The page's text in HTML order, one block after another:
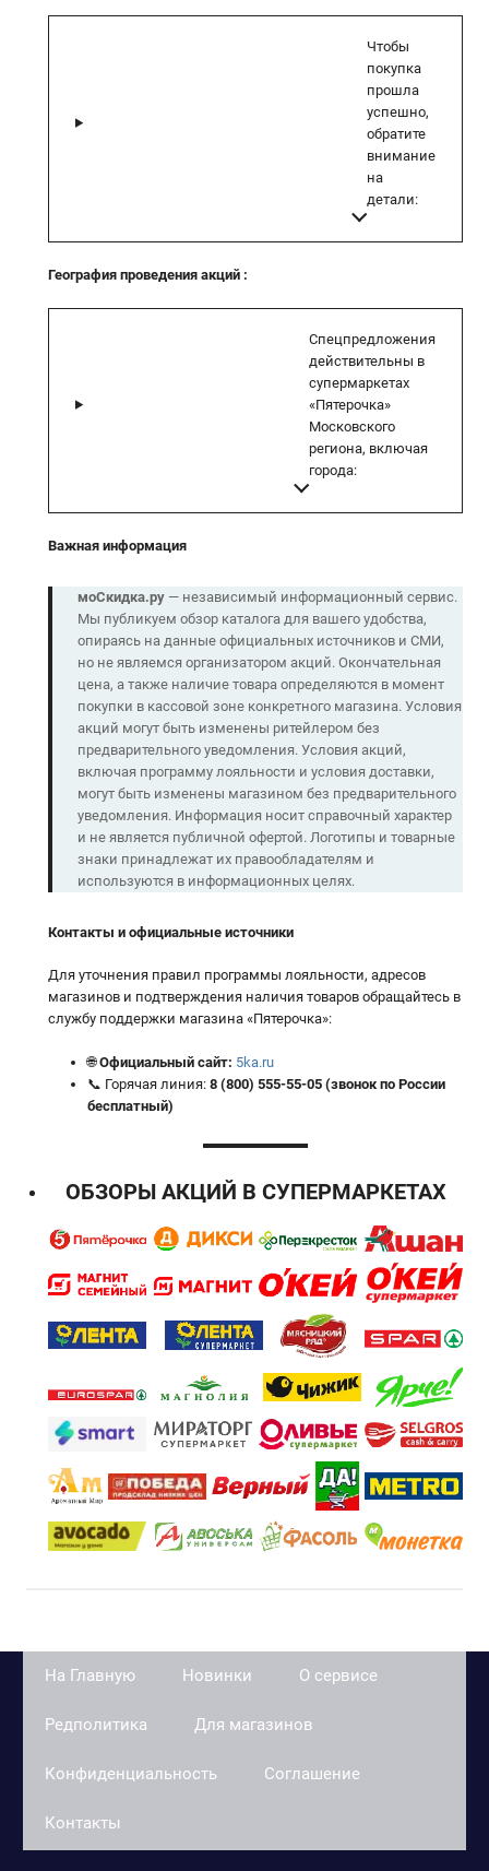
Чтобы
покупка
прошла
успешно,
обратите
внимание
на
детали:
География проведения акций :
Спецпредложения
действительны в
супермаркетах
«Пятерочка»
Московского
региона, включая
города:
Важная информация
моСкидка.ру— независимый информационный сервис.
Мы публикуем обзор каталога для вашего удобства,
опираясь на данные официальных источников и СМИ,
но не являемся организатором акций. Окончательная
цена, а также наличие товара определяются в момент
покупки в кассовой зоне конкретного магазина. Условия
акций могут быть изменены ритейлером без
предварительного уведомления. Условия акций,
включая программу лояльности и условия доставки,
могут быть изменены магазином без предварительного
уведомления. Информация носит справочный характер
и не является публичной офертой. Логотипы и товарные
знаки принадлежат их правообладателям и
используются в информационных целях.
Контакты и официальные источники
Для уточнения правил программы лояльности, адресов
магазинов и подтверждения наличия товаров обращайтесь в
службу поддержки магазина «Пятерочка»:
🌐Официальный сайт: 5ka.ru
📞 Горячая линия: 8 (800) 555-55-05 (звонок по России
бесплатный)
ОБЗОРЫ АКЦИЙ В СУПЕРМАРКЕТАХ
На Главную Новинки О сервисе
Редполитика Для магазинов
Конфиденциальность Соглашение
Контакты